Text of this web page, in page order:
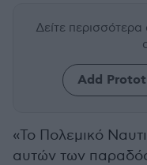
Δείτε
Add
«Το Πολεμικό
αυτών των